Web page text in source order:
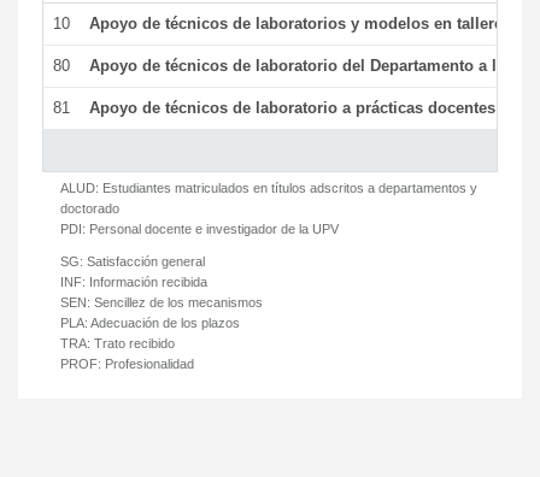
10 Apoyo de técnicos de laboratorios y modelos en talleres/
80 Apoyo de técnicos de laboratorio del Departamento a la
81 Apoyo de técnicos de laboratorio a prácticas docentes y
ALUD: Estudiantes matriculados en títulos adscritos a departamentos y
doctorado
PDI: Personal docente e investigador de la UPV
SG: Satisfacción general
INF: Información recibida
SEN: Sencillez de los mecanismos
PLA: Adecuación de los plazos
TRA: Trato recibido
PROF: Profesionalidad